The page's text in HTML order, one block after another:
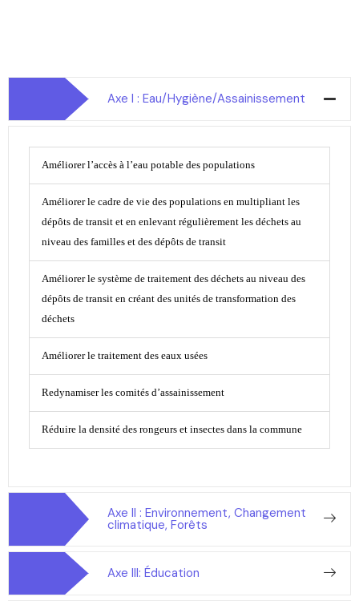
Axe I : Eau/Hygiène/Assainissement
Améliorer l’accès à l’eau potable des populations
Améliorer le cadre de vie des populations en multipliant les
dépôts de transit et en enlevant régulièrement les déchets au
niveau des familles et des dépôts de transit
Améliorer le système de traitement des déchets au niveau des
dépôts de transit en créant des unités de transformation des
déchets
Améliorer le traitement des eaux usées
Redynamiser les comités d’assainissement
Réduire la densité des rongeurs et insectes dans la commune
Axe II : Environnement, Changement
climatique, Forêts
Axe III: Éducation